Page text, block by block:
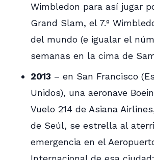
Wimbledon para así jugar
Grand Slam, el 7.º
del mundo (e igualar el
semanas en la cima de
2013 – en San Francisco
Unidos), una aeronave
Vuelo 214 de Asiana
de Seúl, se estrella al
emergencia en el